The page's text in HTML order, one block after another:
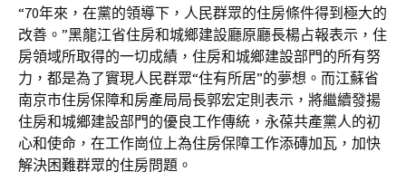
“70年來，在黨的領導下，人民群眾的住房條件得到極大的
改善。”黑龍江省住房和城鄉建設廳原廳長楊占報表示，住
房領域所取得的一切成績，住房和城鄉建設部門的所有努
力，都是為了實現人民群眾“住有所居”的夢想。而江蘇省
南京市住房保障和房產局局長郭宏定則表示，將繼續發揚
住房和城鄉建設部門的優良工作傳統，永葆共產黨人的初
心和使命，在工作崗位上為住房保障工作添磚加瓦，加快
解決困難群眾的住房問題。